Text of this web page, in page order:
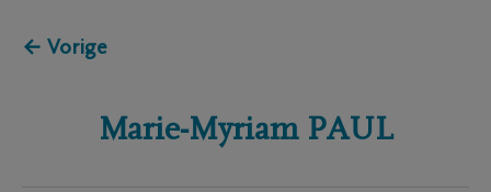
← Vorige
Marie-Myriam PAUL